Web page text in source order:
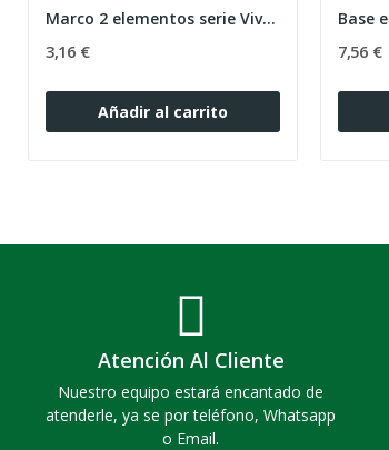
Marco 2 elementos serie Viva en plata luna
3,16 €
Añadir al carrito
7,56 €
Atención Al Cliente
Nuestro equipo estará encantado de
atenderle, ya se por teléfono, Whatsapp
o Email.